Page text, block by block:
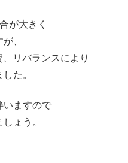
が大きく
、
リバランスにより
た。
いますので
ょう。